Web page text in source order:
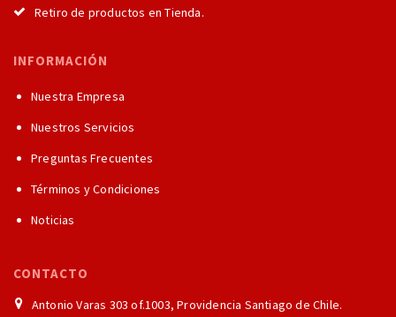
Retiro de productos en Tienda.
INFORMACIÓN
Nuestra Empresa
Nuestros Servicios
Preguntas Frecuentes
Términos y Condiciones
Noticias
CONTACTO
Antonio Varas 303 of.1003, Providencia Santiago de Chile.